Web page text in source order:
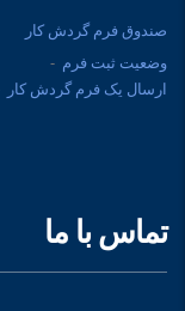
صندوق فرم گردش کار
وضعیت ثبت فرم
ارسال یک فرم گردش کار
تماس با ما